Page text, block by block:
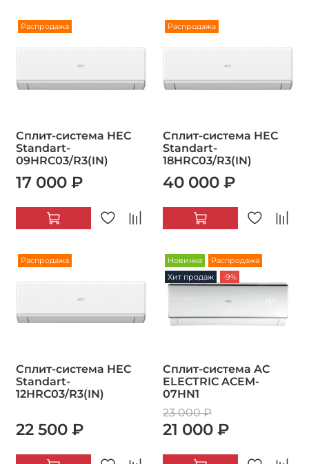
Распродажа
Сплит-система HEC
Standart-
09HRC03/R3(IN)
17 000 ₽
Распродажа
Сплит-система HEC
Standart-
18HRC03/R3(IN)
40 000 ₽
Распродажа
Сплит-система HEC
Standart-
12HRC03/R3(IN)
22 500 ₽
Новинка
Распродажа
Хит продаж
-9%
Сплит-система AC
ELECTRIC ACEM-
07HN1
23 000 ₽
21 000 ₽